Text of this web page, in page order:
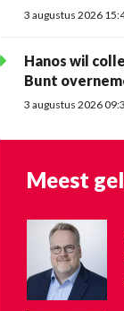
3 augustus 2026
Hanos wil
Bunt
3 augustus 2026
Meest